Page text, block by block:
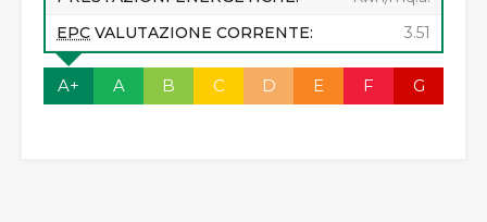
EPC VALUTAZIONE CORRENTE: 3.51
A+ A B C D E F G